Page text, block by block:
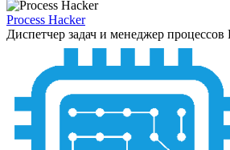
Process Hacker
Диспетчер задач и менеджер